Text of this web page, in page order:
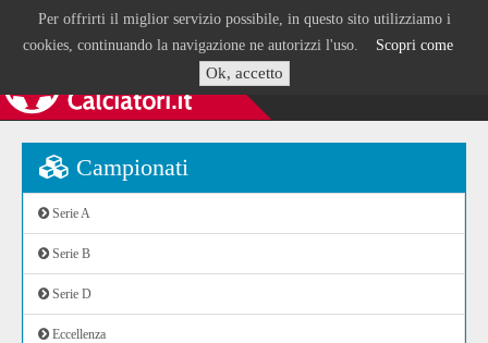
Per offrirti il miglior servizio possibile, in questo sito utilizziamo i
cookies, continuando la navigazione ne autorizzi l'uso. Scopri come
Ok, accetto
Campionati
Serie A
Serie B
Serie D
Eccellenza